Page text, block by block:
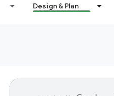
Design & Plan